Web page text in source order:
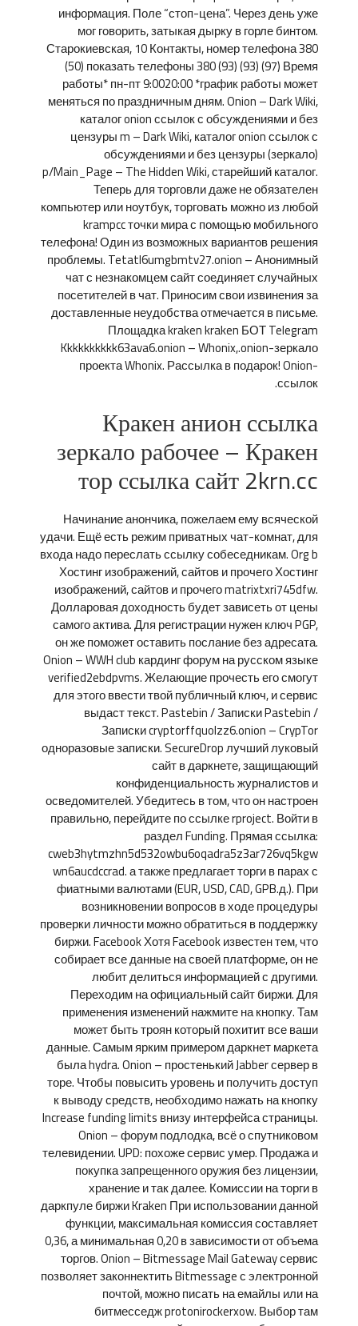
информация. Поле “стоп-цена”. Через день уже
мог говорить, затыкая дырку в горле бинтом.
Старокиевская, 10 Контакты, номер телефона 380
(50) показать телефоны 380 (93) (93) (97) Время
работы* пн-пт 9:0020:00 *график работы может
меняться по праздничным дням. Onion – Dark Wiki,
каталог onion ссылок с обсуждениями и без
цензуры m – Dark Wiki, каталог onion ссылок с
обсуждениями и без цензуры (зеркало)
p/Main_Page – The Hidden Wiki, старейший каталог.
Теперь для торговли даже не обязателен
компьютер или ноутбук, торговать можно из любой
krampcc точки мира с помощью мобильного
телефона! Один из возможных вариантов решения
проблемы. Tetatl6umgbmtv27.onion – Анонимный
чат с незнакомцем сайт соединяет случайных
посетителей в чат. Приносим свои извинения за
доставленные неудобства отмечается в письме.
Площадка kraken kraken БОТ Telegram
Kkkkkkkkkk63ava6.onion – Whonix,.onion-зеркало
проекта Whonix. Рассылка в подарок! Onion-
ссылок.
Кракен анион ссылка
зеркало рабочее – Кракен
тор ссылка сайт 2krn.cc
Начинание анончика, пожелаем ему всяческой
удачи. Ещё есть режим приватных чат-комнат, для
входа надо переслать ссылку собеседникам. Org b
Хостинг изображений, сайтов и прочего Хостинг
изображений, сайтов и прочего matrixtxri745dfw.
Долларовая доходность будет зависеть от цены
самого актива. Для регистрации нужен ключ PGP,
он же поможет оставить послание без адресата.
Onion – WWH club кардинг форум на русском языке
verified2ebdpvms. Желающие прочесть его смогут
для этого ввести твой публичный ключ, и сервис
выдаст текст. Pastebin / Записки Pastebin /
Записки cryptorffquolzz6.onion – CrypTor
одноразовые записки. SecureDrop лучший луковый
сайт в даркнете, защищающий
конфиденциальность журналистов и
осведомителей. Убедитесь в том, что он настроен
правильно, перейдите по ссылке rproject. Войти в
раздел Funding. Прямая ссылка:
cweb3hytmzhn5d532owbu6oqadra5z3ar726vq5kgw
wn6aucdccrad. а также предлагает торги в парах с
фиатными валютами (EUR, USD, CAD, GPB.д.). При
возникновении вопросов в ходе процедуры
проверки личности можно обратиться в поддержку
биржи. Facebook Хотя Facebook известен тем, что
собирает все данные на своей платформе, он не
любит делиться информацией с другими.
Переходим на официальный сайт биржи. Для
применения изменений нажмите на кнопку. Там
может быть троян который похитит все ваши
данные. Самым ярким примером даркнет маркета
была hydra. Onion – простенький Jabber сервер в
торе. Чтобы повысить уровень и получить доступ
к выводу средств, необходимо нажать на кнопку
Increase funding limits внизу интерфейса страницы.
Onion – форум подлодка, всё о спутниковом
телевидении. UPD: похоже сервис умер. Продажа и
покупка запрещенного оружия без лицензии,
хранение и так далее. Комиссии на торги в
даркпуле биржи Kraken При использовании данной
функции, максимальная комиссия составляет
0,36, а минимальная 0,20 в зависимости от объема
торгов. Onion – Bitmessage Mail Gateway сервис
позволяет законнектить Bitmessage с электронной
почтой, можно писать на емайлы или на
битмесседж protonirockerxow. Выбор там